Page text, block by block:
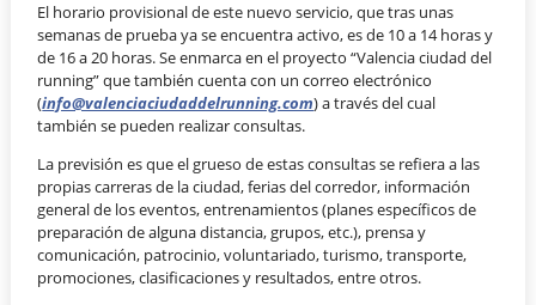
El horario provisional de este nuevo servicio, que tras unas
semanas de prueba ya se encuentra activo, es de 10 a 14 horas y
de 16 a 20 horas. Se enmarca en el proyecto “Valencia ciudad del
running” que también cuenta con un correo electrónico
(info@valenciaciudaddelrunning.com) a través del cual
también se pueden realizar consultas.
La previsión es que el grueso de estas consultas se refiera a las
propias carreras de la ciudad, ferias del corredor, información
general de los eventos, entrenamientos (planes específicos de
preparación de alguna distancia, grupos, etc.), prensa y
comunicación, patrocinio, voluntariado, turismo, transporte,
promociones, clasificaciones y resultados, entre otros.